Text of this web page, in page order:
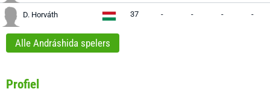
D. Horváth 37 - - - -
Alle Andráshida spelers
Profiel